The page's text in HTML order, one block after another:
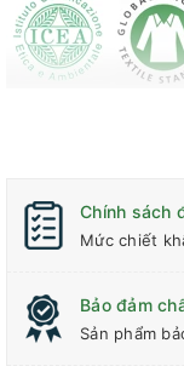
Chính sách
Mức chiết
Bảo đảm
Sản phẩm